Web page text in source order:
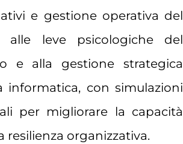
e gestione operativa del
alle leve psicologiche del
e alla gestione strategica
informatica, con simulazioni
per migliorare la capacità
resilienza organizzativa.